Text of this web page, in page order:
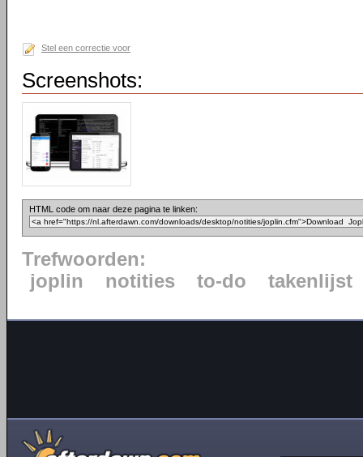
Stel een correctie voor
Screenshots:
HTML code om naar deze pagina te linken:
Trefwoorden:
joplin
notities to-do takenlijst